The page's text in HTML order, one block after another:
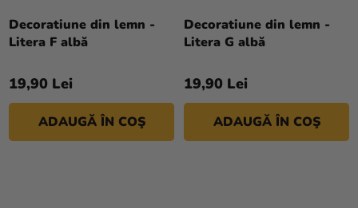
Decoratiune din lemn -
Litera F albă
19,90 Lei
ADAUGĂ ÎN COŞ
Decoratiune din lemn -
Litera G albă
19,90 Lei
ADAUGĂ ÎN COŞ